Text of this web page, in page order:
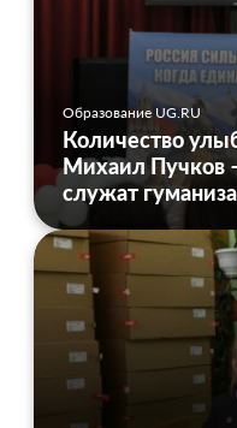
Образование UG.RU
Количество
Михаил Пучков
служат